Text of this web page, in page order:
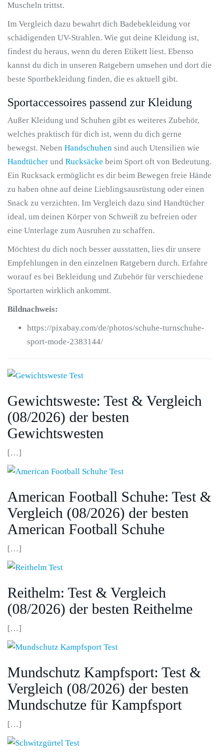
Muscheln trittst.
Im Vergleich dazu bewahrt dich Badebekleidung vor
schädigenden UV-Strahlen. Wie gut deine Kleidung ist,
findest du heraus, wenn du deren Etikett liest. Ebenso
kannst du dich in unseren Ratgebern umsehen und dort die
beste Sportbekleidung finden, die es aktuell gibt.
Sportaccessoires passend zur Kleidung
Außer Kleidung und Schuhen gibt es weiteres Zubehör,
welches praktisch für dich ist, wenn du dich gerne
bewegst. Neben Handschuhen sind auch Utensilien wie
Handtücher und Rucksäcke beim Sport oft von Bedeutung.
Ein Rucksack ermöglicht es dir beim Bewegen freie Hände
zu haben ohne auf deine Lieblingsausrüstung oder einen
Snack zu verzichten. Im Vergleich dazu sind Handtücher
ideal, um deinen Körper von Schweiß zu befreien oder
eine Unterlage zum Ausruhen zu schaffen.
Möchtest du dich noch besser ausstatten, lies dir unsere
Empfehlungen in den einzelnen Ratgebern durch. Erfahre
worauf es bei Bekleidung und Zubehör für verschiedene
Sportarten wirklich ankommt.
Bildnachweis:
https://pixabay.com/de/photos/schuhe-turnschuhe-
sport-mode-2383144/
Gewichtsweste: Test & Vergleich
(08/2026) der besten
Gewichtswesten
[…]
American Football Schuhe: Test &
Vergleich (08/2026) der besten
American Football Schuhe
[…]
Reithelm: Test & Vergleich
(08/2026) der besten Reithelme
[…]
Mundschutz Kampfsport: Test &
Vergleich (08/2026) der besten
Mundschutze für Kampfsport
[…]